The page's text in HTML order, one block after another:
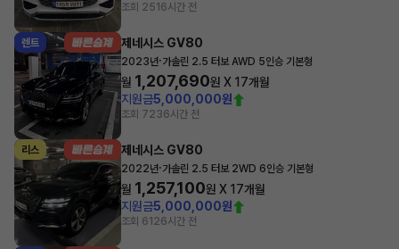
조회 251 6시간 전
렌트 제네시스 GV80
2023년·가솔린 2.5 터보 AWD 5인승 기본형
월 1,207,690원 X 17개월
지원금5,000,000원
조회 7236시간 전
리스 제네시스 GV80
2022년·가솔린 2.5 터보 2WD 6인승 기본형
월 1,257,100원 X 17개월
지원금5,000,000원
조회 6126시간 전